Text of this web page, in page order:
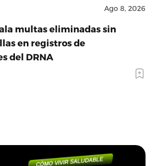
Ago 8, 2026
multas eliminadas sin
en registros de
del DRNA